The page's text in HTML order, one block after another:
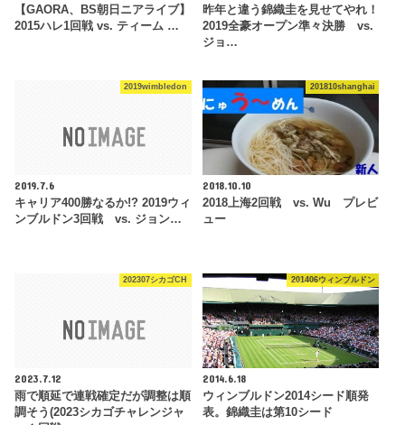
【GAORA、BS朝日ニアライブ】
2015ハレ1回戦 vs. ティーム …
昨年と違う錦織圭を見せてやれ！
2019全豪オープン準々決勝 vs.
ジョ…
2019wimbledon
2019.7.6
キャリア400勝なるか!? 2019ウィ
ンブルドン3回戦 vs. ジョン…
201810shanghai
2018.10.10
2018上海2回戦 vs. Wu プレビ
ュー
202307シカゴCH
2023.7.12
雨で順延で連戦確定だが調整は順
調そう(2023シカゴチャレンジャ
201406ウィンブルドン
2014.6.18
ウィンブルドン2014シード順発
表。錦織圭は第10シード